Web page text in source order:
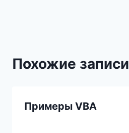
Похожие записи
Примеры VBA